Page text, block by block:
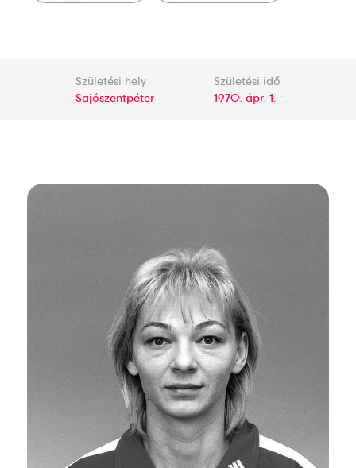
Születési hely
Sajószentpéter
Születési idő
1970. ápr. 1.